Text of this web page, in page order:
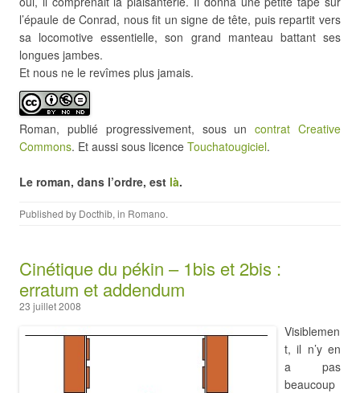
l’épaule de Conrad, nous fit un signe de tête, puis repartit vers
sa locomotive essentielle, son grand manteau battant ses
longues jambes.
Et nous ne le revîmes plus jamais.
Roman, publié progressivement, sous uncontrat Creative
Commons. Et aussi sous licence Touchatougiciel.
Le roman, dans l’ordre, est là.
Published by Docthib, in Romano.
Cinétique du pékin – 1bis et 2bis :
erratum et addendum
23 juillet 2008
Visiblemen
t, il n’y en
a pas
beaucoup